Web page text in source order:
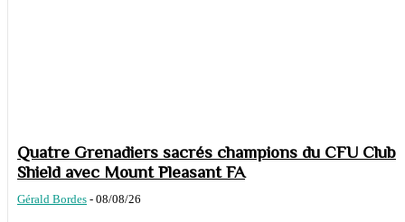
Quatre Grenadiers sacrés champions du CFU Club
Shield avec Mount Pleasant FA
Gérald Bordes - 08/08/26